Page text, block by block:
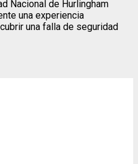
Nacional de Hurlingham
una experiencia
una falla de seguridad